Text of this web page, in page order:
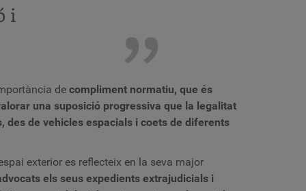
i
de compliment normatiu, que és
una suposició progressiva que la legalitat
de vehicles espacials i coets de diferents
exterior es reflecteix en la seva major
els seus expedients extrajudicials i